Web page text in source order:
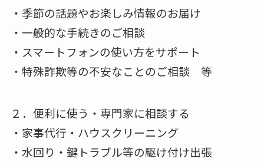
・季節の話題やお楽しみ情報のお届け
・一般的な手続きのご相談
・スマートフォンの使い方をサポート
・特殊詐欺等の不安なことのご相談 等
２．便利に使う・専門家に相談する
・家事代行・ハウスクリーニング
・水回り・鍵トラブル等の駆け付け出張